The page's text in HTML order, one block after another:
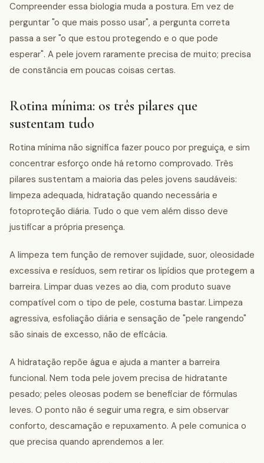
Compreender essa biologia muda a postura. Em vez de
perguntar "o que mais posso usar", a pergunta correta
passa a ser "o que estou protegendo e o que pode
esperar". A pele jovem raramente precisa de muito; precisa
de constância em poucas coisas certas.
Rotina mínima: os três pilares que
sustentam tudo
Rotina mínima não significa fazer pouco por preguiça, e sim
concentrar esforço onde há retorno comprovado. Três
pilares sustentam a maioria das peles jovens saudáveis:
limpeza adequada, hidratação quando necessária e
fotoproteção diária. Tudo o que vem além disso deve
justificar a própria presença.
A limpeza tem função de remover sujidade, suor, oleosidade
excessiva e resíduos, sem retirar os lipídios que protegem a
barreira. Limpar duas vezes ao dia, com produto suave
compatível com o tipo de pele, costuma bastar. Limpeza
agressiva, esfoliação diária e sensação de "pele rangendo"
são sinais de excesso, não de eficácia.
A hidratação repõe água e ajuda a manter a barreira
funcional. Nem toda pele jovem precisa de hidratante
pesado; peles oleosas podem se beneficiar de fórmulas
leves. O ponto não é seguir uma regra, e sim observar
conforto, descamação e repuxamento. A pele comunica o
que precisa quando aprendemos a ler.